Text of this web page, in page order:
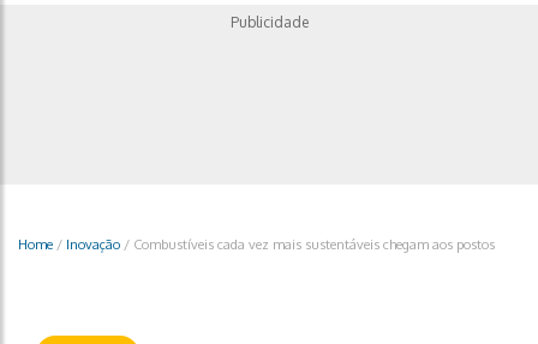
Publicidade
Home / Inovação / Combustíveis cada vez mais sustentáveis chegam aos postos